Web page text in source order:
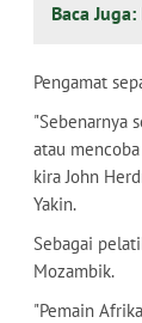
Baca Juga:
Pengamat
"Sebenarnya
atau
kira John
Yakin.
Sebagai
Mozambik.
"Pemain